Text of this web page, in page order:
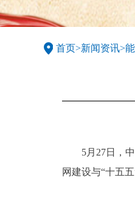
首页>新闻资讯>
5月27日，
网建设与“十五